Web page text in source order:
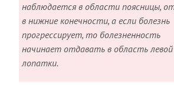
наблюдается в области поясницы,
в нижние конечности, а если болезнь
прогрессирует, то болезненность
начинает отдавать в область левой
лопатки.